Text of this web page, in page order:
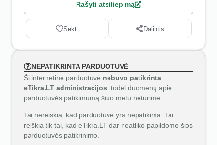
Rašyti atsiliepimą
Sekti Dalintis
NEPATIKRINTA PARDUOTUVĖ
Ši internetinė parduotuvė nebuvo patikrinta
eTikra.LT administracijos , todėl duomenų apie
parduotuvės patikimumą šiuo metu neturime.
Tai nereiškia, kad parduotuvė yra nepatikima. Tai
reiškia tik tai, kad eTikra.LT dar neatliko papildomo šios
parduotuvės patikrinimo.